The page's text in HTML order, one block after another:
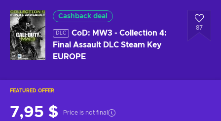
Cashback deal
DLC
CoD: MW3 - Collection 4:
Final Assault DLC Steam Key
EUROPE
87
FEATURED OFFER
7,95 $ Price is not final